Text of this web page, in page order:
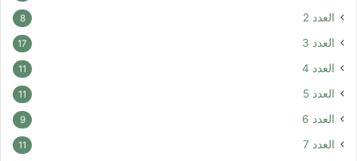
العدد 2 8
العدد 3 17
العدد 4 11
العدد 5 11
العدد 6 9
العدد 7 11